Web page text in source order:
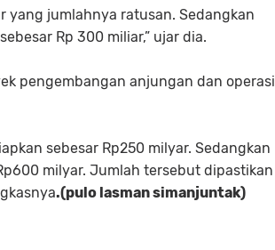
yang jumlahnya ratusan. Sedangkan
Rp 300 miliar,” ujar dia.
pengembangan anjungan dan operasi
sebesar Rp250 milyar. Sedangkan
milyar. Jumlah tersebut dipastikan
.(pulo lasman simanjuntak)